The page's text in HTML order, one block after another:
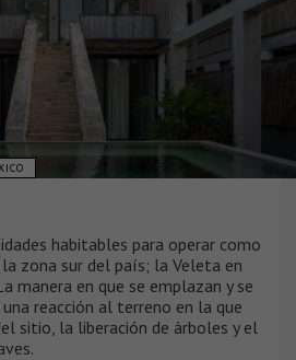
habitables para operar como
zona sur del país; la Veleta en
manera en que se emplazan y se
reacción al terreno en la que
sitio, la liberación de árboles y el